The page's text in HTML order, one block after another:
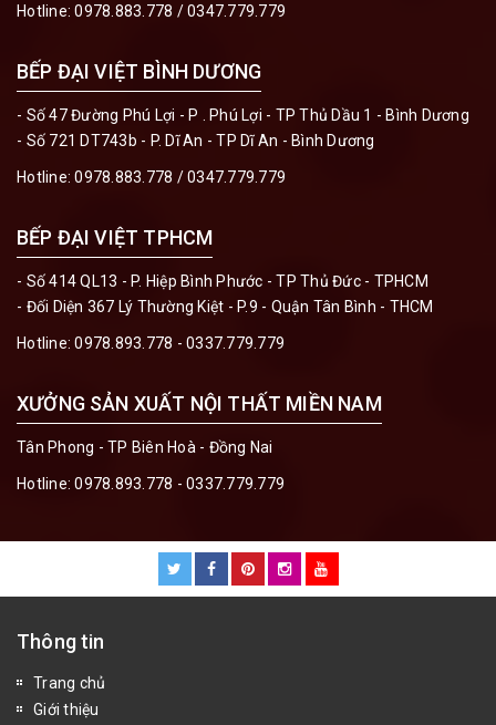
Hotline:0978.883.778 / 0347.779.779
BẾP ĐẠI VIỆT BÌNH DƯƠNG
- Số 47 Đường Phú Lợi - P . Phú Lợi - TP Thủ Dầu 1 - Bình Dương
- Số 721 DT743b - P. Dĩ An - TP Dĩ An - Bình Dương
Hotline:0978.883.778 / 0347.779.779
BẾP ĐẠI VIỆT TPHCM
- Số 414 QL13 - P. Hiệp Bình Phước - TP Thủ Đức - TPHCM
- Đối Diện 367 Lý Thường Kiệt - P.9 - Quận Tân Bình - THCM
Hotline:0978.893.778 - 0337.779.779
XƯỞNG SẢN XUẤT NỘI THẤT MIỀN NAM
Tân Phong - TP Biên Hoà - Đồng Nai
Hotline:0978.893.778 - 0337.779.779
Thông tin
Trang chủ
Giới thiệu